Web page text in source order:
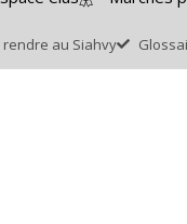
rendre au Siahvy